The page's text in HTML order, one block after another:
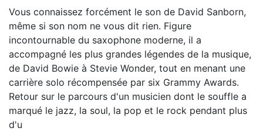
Vous connaissez forcément le son de David Sanborn,
même si son nom ne vous dit rien. Figure
incontournable du saxophone moderne, il a
accompagné les plus grandes légendes de la musique,
de David Bowie à Stevie Wonder, tout en menant une
carrière solo récompensée par six Grammy Awards.
Retour sur le parcours d'un musicien dont le souffle a
marqué le jazz, la soul, la pop et le rock pendant plus
d'u